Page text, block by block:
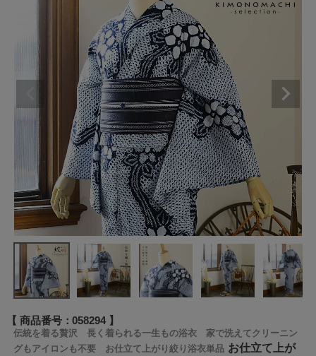
商品番号 058294
伝統を着る贅沢 長く着られる一生もの浴衣 家で洗えてクリーニン
グもアイロンも不要 お仕立て上がり絞り浴衣単品 お仕立て上が